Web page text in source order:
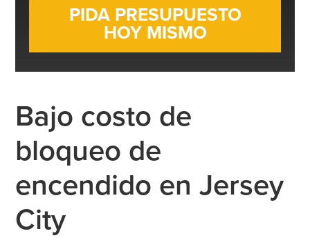
Bajo costo de
bloqueo de
encendido en Jersey
City